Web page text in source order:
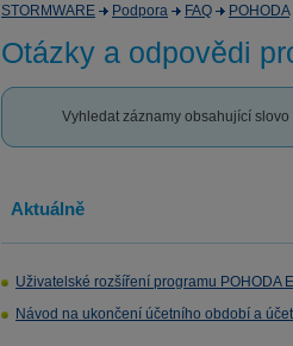
STORMWARE Podpora FAQ POHODA
Otázky a odpovědi
Vyhledat záznamy obsahující slovo
Aktuálně
Uživatelské rozšíření programu POHODA
Návod na ukončení účetního období a